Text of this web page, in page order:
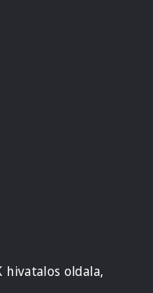
hivatalos oldala,